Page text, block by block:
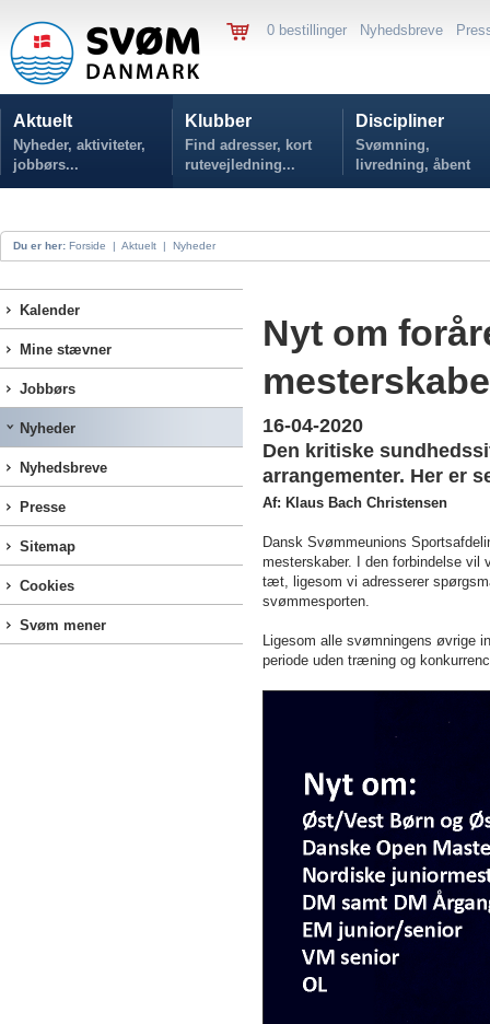
0 bestillinger Nyhedsbreve
Aktuelt
Nyheder, aktiviteter,
jobbørs...
Klubber
Find adresser, kort
rutevejledning...
Discipliner
Svømning,
livredning, åbent
vand...
Du er her: Forside | Aktuelt | Nyheder
Kalender
Mine stævner
Jobbørs
Nyheder
Nyhedsbreve
Presse
Sitemap
Cookies
Svøm mener
Nyt om
16-04-2020
Den kritiske
arrangementer. Her er
Af: Klaus Bach Christensen
Dansk Svømmeunions
mesterskaber. I den forbindelse vil
tæt, ligesom vi adresserer
svømmesporten.
Ligesom alle svømningens øvrige
periode uden træning og